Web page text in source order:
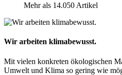
Mehr als 14.050 Artikel
Wir arbeiten klimabewusst.
Mit vielen konkreten ökologischen
Umwelt und Klima so gering wie